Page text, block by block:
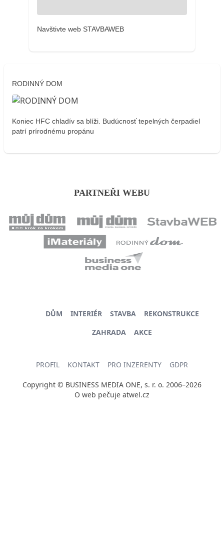
Navštivte web STAVBAWEB
RODINNÝ DOM
Koniec HFC chladív sa blíži. Budúcnosť tepelných čerpadiel
patrí prírodnému propánu
PARTNEŘI WEBU
DŮM INTERIÉR STAVBA
REKONSTRUKCE
ZAHRADA
AKCE
PROFIL KONTAKT PRO INZERENTY GDPR
Copyright © BUSINESS MEDIA ONE, s. r. o. 2006–2026